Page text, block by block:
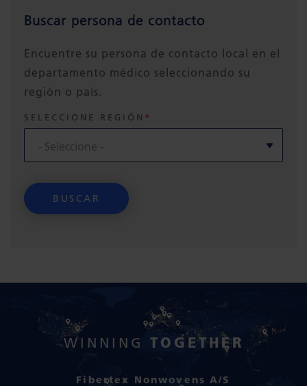
Buscar persona de contacto
Encuentre su persona de contacto local en el
departamento médico seleccionando su
región o país.
SELECCIONE REGIÓN
WINNING TOGETHER
Fibertex Nonwovens A/S